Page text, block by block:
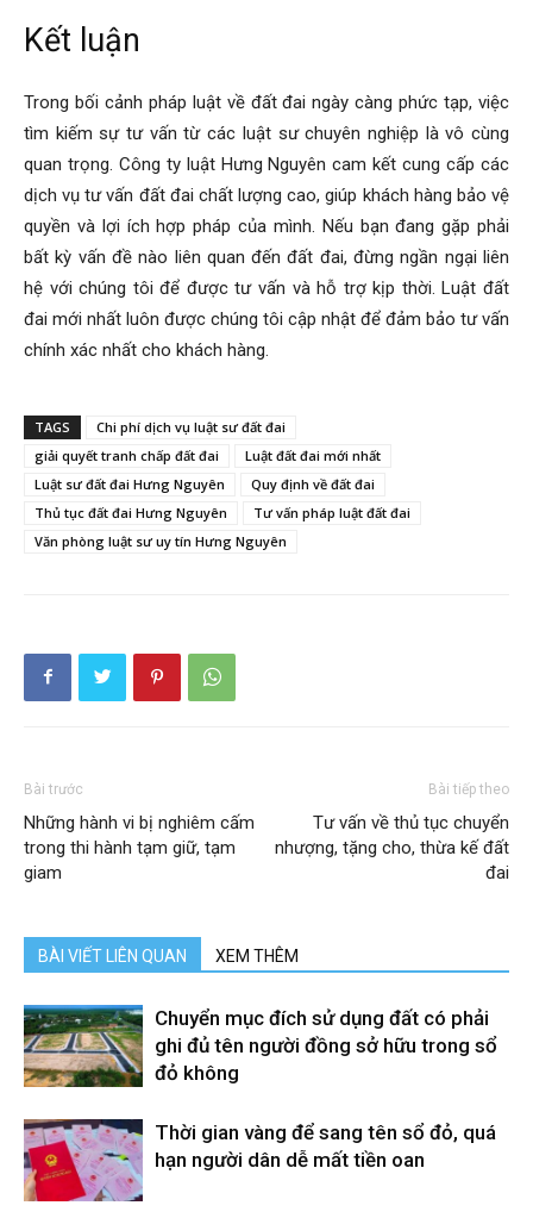
Kết luận
Trong bối cảnh pháp luật về đất đai ngày càng phức tạp, việc
tìm kiếm sự tư vấn từ các luật sư chuyên nghiệp là vô cùng
quan trọng. Công ty luật Hưng Nguyên cam kết cung cấp các
dịch vụ tư vấn đất đai chất lượng cao, giúp khách hàng bảo vệ
quyền và lợi ích hợp pháp của mình. Nếu bạn đang gặp phải
bất kỳ vấn đề nào liên quan đến đất đai, đừng ngần ngại liên
hệ với chúng tôi để được tư vấn và hỗ trợ kịp thời. Luật đất
đai mới nhất luôn được chúng tôi cập nhật để đảm bảo tư vấn
chính xác nhất cho khách hàng.
TAGS
Chi phí dịch vụ luật sư đất đai
giải quyết tranh chấp đất đai
Luật đất đai mới nhất
Luật sư đất đai Hưng Nguyên
Quy định về đất đai
Thủ tục đất đai Hưng Nguyên
Tư vấn pháp luật đất đai
Văn phòng luật sư uy tín Hưng Nguyên
Bài trước
Những hành vi bị nghiêm cấm
trong thi hành tạm giữ, tạm
giam
Bài tiếp theo
Tư vấn về thủ tục chuyển
nhượng, tặng cho, thừa kế đất
đai
BÀI VIẾT LIÊN QUAN XEM THÊM
Chuyển mục đích sử dụng đất có phải
ghi đủ tên người đồng sở hữu trong sổ
đỏ không
Thời gian vàng để sang tên sổ đỏ, quá
hạn người dân dễ mất tiền oan